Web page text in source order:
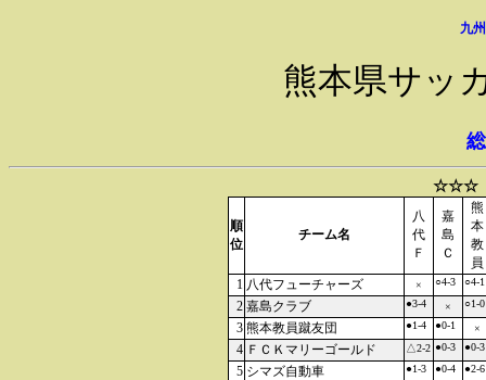
九
熊本県サッ
☆☆☆
順
位
チーム名
八
代
Ｆ
嘉
島
Ｃ
熊
本
教
員
1 八代フューチャーズ × ○4-3 ○4-1
2 嘉島クラブ ●3-4 × ○1-0
3 熊本教員蹴友団 ●1-4 ●0-1 ×
4 ＦＣＫマリーゴールド △2-2 ●0-3 ●0-3
5 シマズ自動車 ●1-3 ●0-4 ●2-6